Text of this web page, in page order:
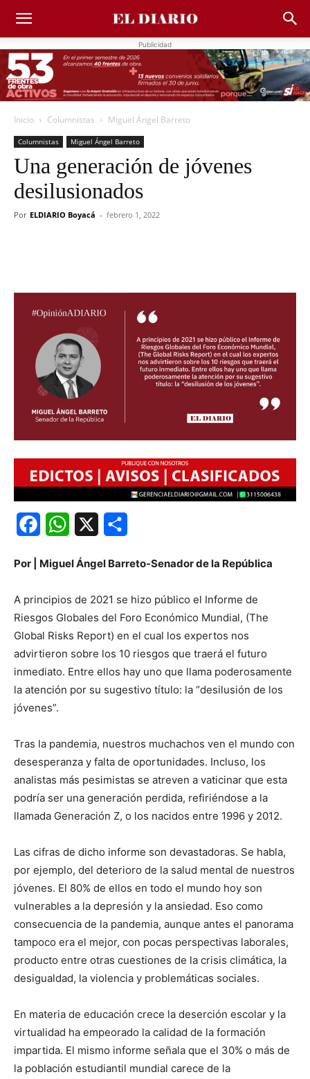
Publicidad
Inicio Columnistas Miguel Ángel Barreto
Columnistas Miguel Ángel Barreto
Una generación de jóvenes
desilusionados
Por ELDIARIO Boyacá - febrero 1, 2022
FacebookWhatsApp
Por | Miguel Ángel Barreto-Senador de la República
A principios de 2021 se hizo público el Informe de
Riesgos Globales del Foro Económico Mundial, (The
Global Risks Report) en el cual los expertos nos
advirtieron sobre los 10 riesgos que traerá el futuro
inmediato. Entre ellos hay uno que llama poderosamente
la atención por su sugestivo título: la “desilusión de los
jóvenes”.
Tras la pandemia, nuestros muchachos ven el mundo con
desesperanza y falta de oportunidades. Incluso, los
analistas más pesimistas se atreven a vaticinar que esta
podría ser una generación perdida, refiriéndose a la
llamada Generación Z, o los nacidos entre 1996 y 2012.
Las cifras de dicho informe son devastadoras. Se habla,
por ejemplo, del deterioro de la salud mental de nuestros
jóvenes. El 80% de ellos en todo el mundo hoy son
vulnerables a la depresión y la ansiedad. Eso como
consecuencia de la pandemia, aunque antes el panorama
tampoco era el mejor, con pocas perspectivas laborales,
producto entre otras cuestiones de la crisis climática, la
desigualdad, la violencia y problemáticas sociales.
En materia de educación crece la deserción escolar y la
virtualidad ha empeorado la calidad de la formación
impartida. El mismo informe señala que el 30% o más de
la población estudiantil mundial carece de la